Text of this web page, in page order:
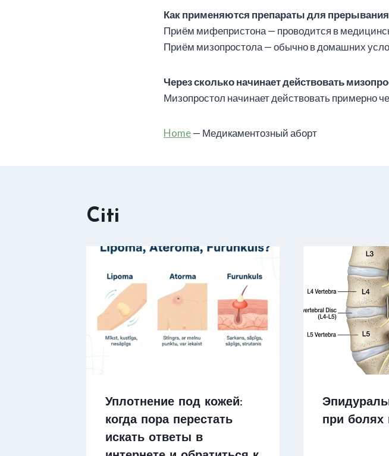
Как применяются препараты для
Приём мифепристона — проводится в
Приём мизопростола — обычно в домашних
Через сколько начинает действовать
Мизопростол начинает действовать примерно
Home— Медикаментозный аборт
Citi
Уплотнение под кожей:
когда пора перестать
искать ответы в
при болях